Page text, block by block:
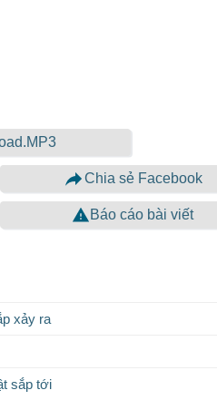
Chia sẻ Facebook
Báo cáo bài viết
xảy ra
sắp tới